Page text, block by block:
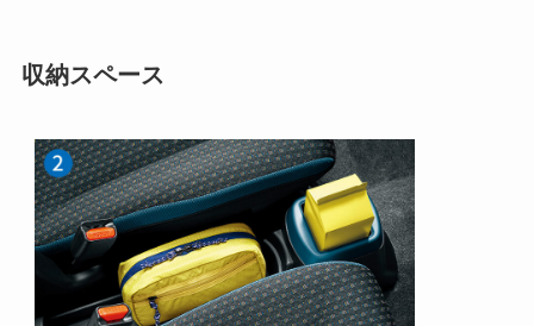
収納スペース